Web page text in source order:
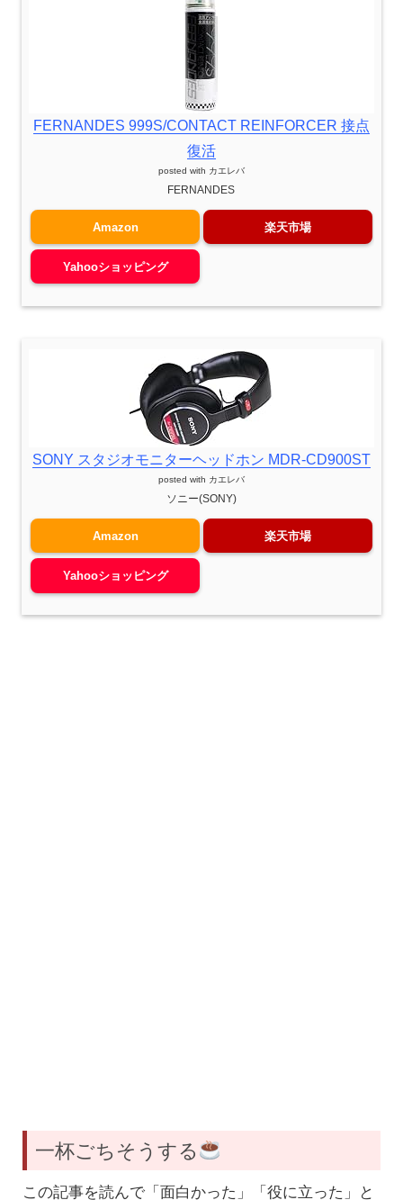
FERNANDES 999S/CONTACT REINFORCER 接点
復活
posted with カエレバ
FERNANDES
Amazon 楽天市場
Yahooショッピング
SONY スタジオモニターヘッドホン MDR-CD900ST
posted with カエレバ
ソニー(SONY)
Amazon 楽天市場
Yahooショッピング
一杯ごちそうする
この記事を読んで「面白かった」「役に立った」と